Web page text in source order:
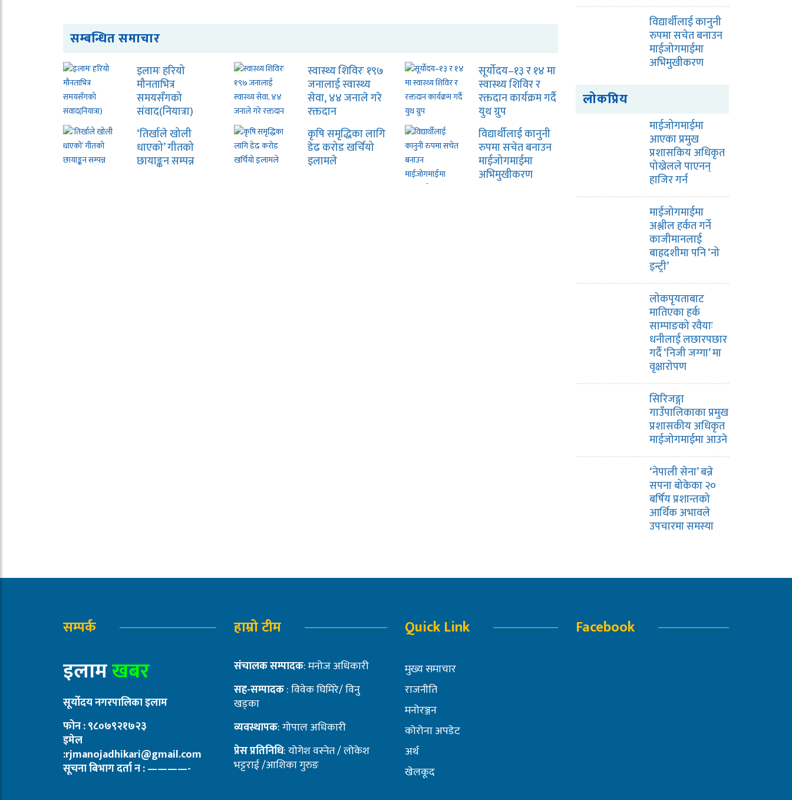
सम्बन्धित समाचार
इलामः हरियो
मौनताभित्र
समयसँगको
संवाद(नियात्रा)
स्वास्थ्य शिविरः १९७
जनालाई स्वास्थ्य
सेवा, ४४ जनाले गरे
रक्तदान
सूर्योदय–१३ र १४ मा
स्वास्थ्य शिविर र
रक्तदान कार्यक्रम गर्दै
युथ ग्रुप
‘तिर्खाले खोली
धाएको’ गीतको
छायाङ्कन सम्पन्न
कृषि समृद्धिका लागि
डेढ करोड खर्चियो
इलामले
विद्यार्थीलाई कानुनी
रुपमा सचेत बनाउन
माईजोगमाईमा
अभिमुखीकरण
विद्यार्थीलाई कानुनी
रुपमा सचेत बनाउन
माईजोगमाईमा
अभिमुखीकरण
लोकप्रिय
माईजोगमाईमा
आएका प्रमुख
प्रशासकिय अधिकृत
पोख्रेलले पाएनन्
हाजिर गर्न
माईजोगमाईमा
अश्लील हर्कत गर्ने
काजीमानलाई
बाह्रदशीमा पनि ‘नो
इन्ट्री’
लोकपृयताबाट
मातिएका हर्क
साम्पाङको रवैयाः
धनीलाई लछारपछार
गर्दै ‘निजी जग्गा’ मा
वृक्षारोपण
सिरिजङ्गा
गाउँपालिकाका प्रमुख
प्रशासकीय अधिकृत
माईजोगमाईमा आउने
‘नेपाली सेना’ बन्ने
सपना बोकेका २०
बर्षिय प्रशान्तको
आर्थिक अभावले
उपचारमा समस्या
सम्पर्क
इलामखबर
सूर्योदय नगरपालिका इलाम
फोन : ९८०७९२१७२३
इमेल
:rjmanojadhikari@gmail.com
सूचना बिभाग दर्ता न : ————-
हाम्रो टीम
संचालक सम्पादक: मनोज अधिकारी
सह-सम्पादक: विवेक घिमिरे/ विनु
खड्का
व्यवस्थापक: गोपाल अधिकारी
प्रेस प्रतिनिधि: योगेश वस्नेत / लोकेश
भट्टराई /आशिका गुरुङ
Quick Link
मुख्य समाचार
राजनीति
मनोरञ्जन
कोरोना अपडेट
अर्थ
खेलकूद
Facebook